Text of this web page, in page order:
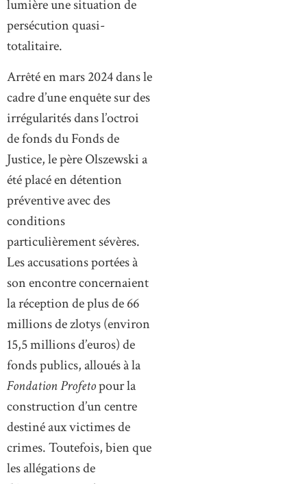
lumière une situation de
persécution quasi-
totalitaire.
Arrêté en mars 2024 dans le
cadre d’une enquête sur des
irrégularités dans l’octroi
de fonds du Fonds de
Justice, le père Olszewski a
été placé en détention
préventive avec des
conditions
particulièrement sévères.
Les accusations portées à
son encontre concernaient
la réception de plus de 66
millions de zlotys (environ
15,5 millions d’euros) de
fonds publics, alloués à la
Fondation Profetopour la
construction d’un centre
destiné aux victimes de
crimes. Toutefois, bien que
les allégations de